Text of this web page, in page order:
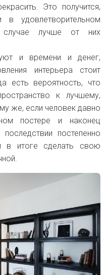
Это получится,
удовлетворительном
случае лучше от них
и времени и денег,
интерьера стоит
есть вероятность, что
к лучшему,
же, если человек давно
постере и наконец
постепенно
в итоге сделать свою